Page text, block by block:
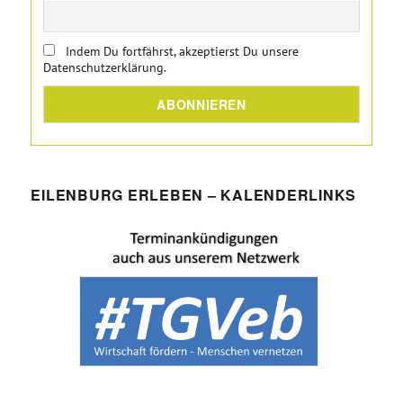
Indem Du fortfährst, akzeptierst Du unsere
Datenschutzerklärung.
EILENBURG ERLEBEN – KALENDERLINKS